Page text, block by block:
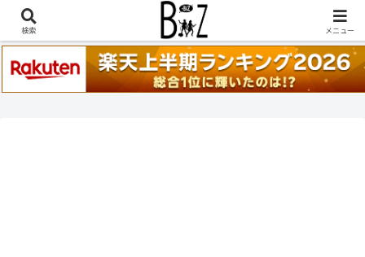
稲葉浩志『en-Zepp』『enⅣ』セトリ一覧はこちら
検索 メニュー